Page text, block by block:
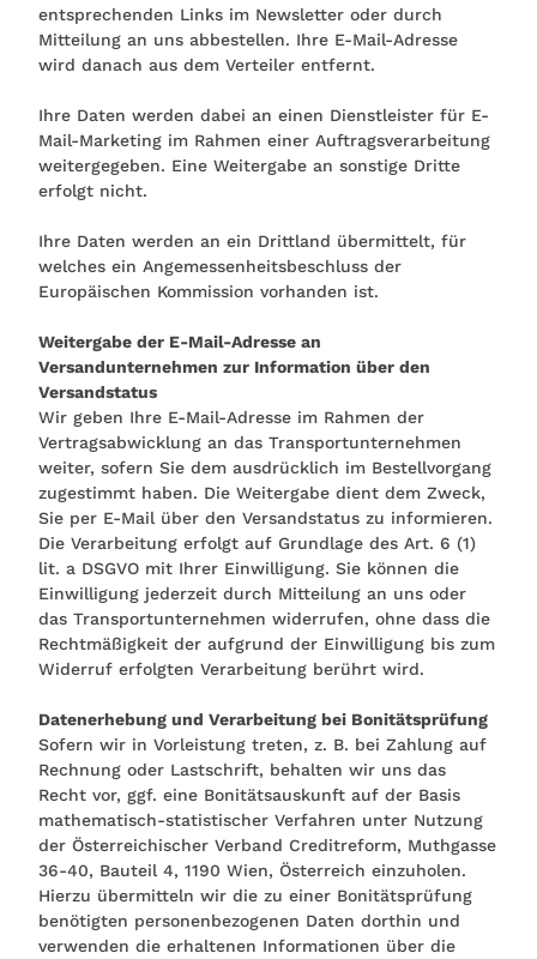
entsprechenden Links im Newsletter oder durch
Mitteilung an uns abbestellen. Ihre E-Mail-Adresse
wird danach aus dem Verteiler entfernt.
Ihre Daten werden dabei an einen Dienstleister für E-
Mail-Marketing im Rahmen einer Auftragsverarbeitung
weitergegeben. Eine Weitergabe an sonstige Dritte
erfolgt nicht.
Ihre Daten werden an ein Drittland übermittelt, für
welches ein Angemessenheitsbeschluss der
Europäischen Kommission vorhanden ist.
Weitergabe der E-Mail-Adresse an
Versandunternehmen zur Information über den
Versandstatus
Wir geben Ihre E-Mail-Adresse im Rahmen der
Vertragsabwicklung an das Transportunternehmen
weiter, sofern Sie dem ausdrücklich im Bestellvorgang
zugestimmt haben. Die Weitergabe dient dem Zweck,
Sie per E-Mail über den Versandstatus zu informieren.
Die Verarbeitung erfolgt auf Grundlage des Art. 6 (1)
lit. a DSGVO mit Ihrer Einwilligung. Sie können die
Einwilligung jederzeit durch Mitteilung an uns oder
das Transportunternehmen widerrufen, ohne dass die
Rechtmäßigkeit der aufgrund der Einwilligung bis zum
Widerruf erfolgten Verarbeitung berührt wird.
Datenerhebung und Verarbeitung bei Bonitätsprüfung
Sofern wir in Vorleistung treten, z. B. bei Zahlung auf
Rechnung oder Lastschrift, behalten wir uns das
Recht vor, ggf. eine Bonitätsauskunft auf der Basis
mathematisch-statistischer Verfahren unter Nutzung
der Österreichischer Verband Creditreform, Muthgasse
36-40, Bauteil 4, 1190 Wien, Österreich einzuholen.
Hierzu übermitteln wir die zu einer Bonitätsprüfung
benötigten personenbezogenen Daten dorthin und
verwenden die erhaltenen Informationen über die